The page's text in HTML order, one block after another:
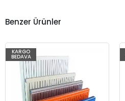
Benzer Ürünler
KARGO
BEDAVA